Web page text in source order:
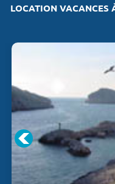
LOCATION VACANCES